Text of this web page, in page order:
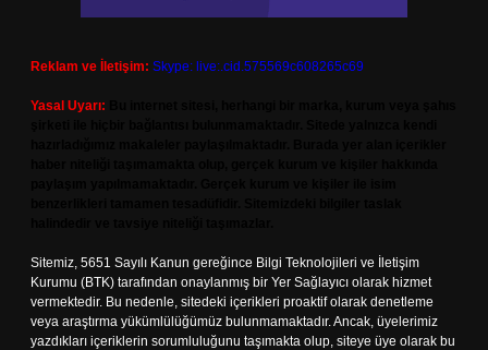
Reklam ve İletişim: Skype: live:.cid.575569c608265c69
Yasal Uyarı:
Sitemiz, 5651 Sayılı Kanun gereğince Bilgi Teknolojileri ve İletişim
Kurumu (BTK) tarafından onaylanmış bir Yer Sağlayıcı olarak hizmet
vermektedir. Bu nedenle, sitedeki içerikleri proaktif olarak denetleme
veya araştırma yükümlülüğümüz bulunmamaktadır. Ancak, üyelerimiz
yazdıkları içeriklerin sorumluluğunu taşımakta olup, siteye üye olarak bu